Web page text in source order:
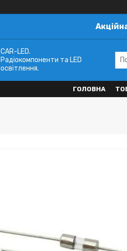
CAR-LED.
Радіокомпоненти та LED
освітлення.
ГОЛОВНА